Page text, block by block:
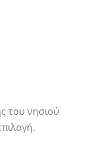
του νησιού